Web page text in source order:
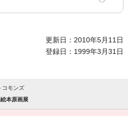
更新日：2010年5月11日
登録日：1999年3月31日
コモンズ
本原画展